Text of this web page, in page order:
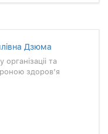
Дзюма
органiзацii та
здоров’я